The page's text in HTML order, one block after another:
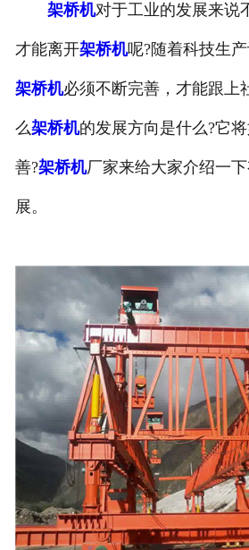
架桥机对于工业的发展来说
才能离开架桥机呢?随着科技生
架桥机必须不断完善，才能跟上
么架桥机的发展方向是什么?它
善?架桥机厂家来给大家介绍一
展。